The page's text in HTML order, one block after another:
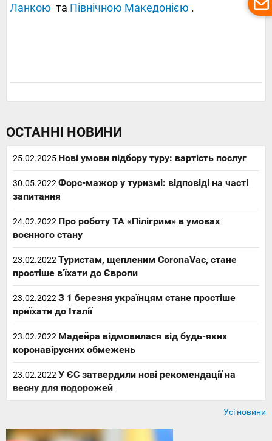
ОСТАННІ НОВИНИ
25.02.2025 Нові умови підбору туру: вартість послуг
30.05.2022 Форс-мажор у туризмі: відповіді на часті
запитання
24.02.2022 Про роботу ТА «Пілігрим» в умовах
воєнного стану
23.02.2022 Туристам, щепленим CoronaVac, стане
простіше в'їхати до Європи
23.02.2022 З 1 березня українцям стане простіше
приїхати до Італії
23.02.2022 Мадейра відмовилася від будь-яких
коронавірусних обмежень
23.02.2022 У ЄС затвердили нові рекомендації на
весну для подорожей
Усі новини
Ланкою та Північною Македонією .